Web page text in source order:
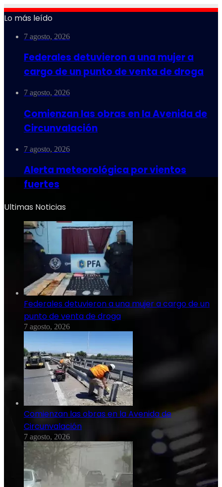
Lo más leído
7 agosto, 2026
Federales detuvieron a una mujer a
cargo de un punto de venta de droga
7 agosto, 2026
Comienzan las obras en la Avenida de
Circunvalación
7 agosto, 2026
Alerta meteorológica por vientos
fuertes
Ultimas Noticias
Federales detuvieron a una mujer a cargo de un
punto de venta de droga
7 agosto, 2026
Comienzan las obras en la Avenida de
Circunvalación
7 agosto, 2026